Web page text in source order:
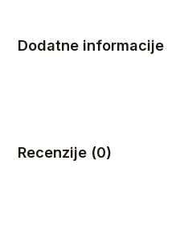
Dodatne informacije
Recenzije (0)